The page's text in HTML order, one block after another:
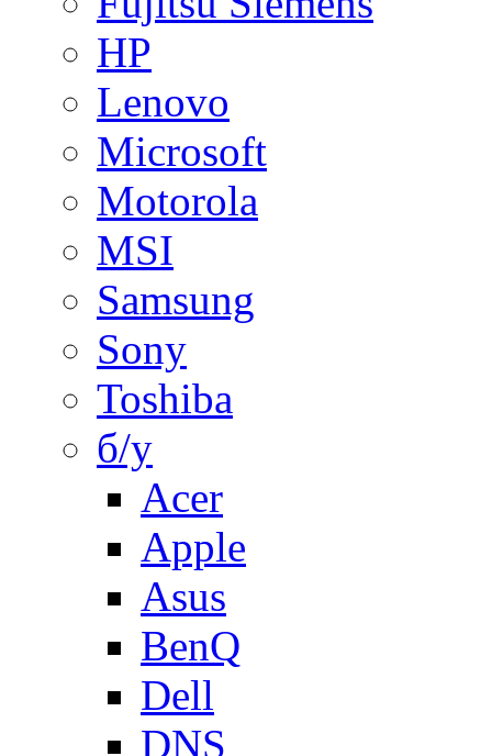
HP
Lenovo
Microsoft
Motorola
MSI
Samsung
Sony
Toshiba
б/у
Acer
Apple
Asus
BenQ
Dell
DNS